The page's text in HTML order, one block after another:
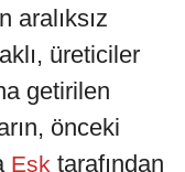
aralıksız
üreticiler
getirilen
önceki
Esk tarafından